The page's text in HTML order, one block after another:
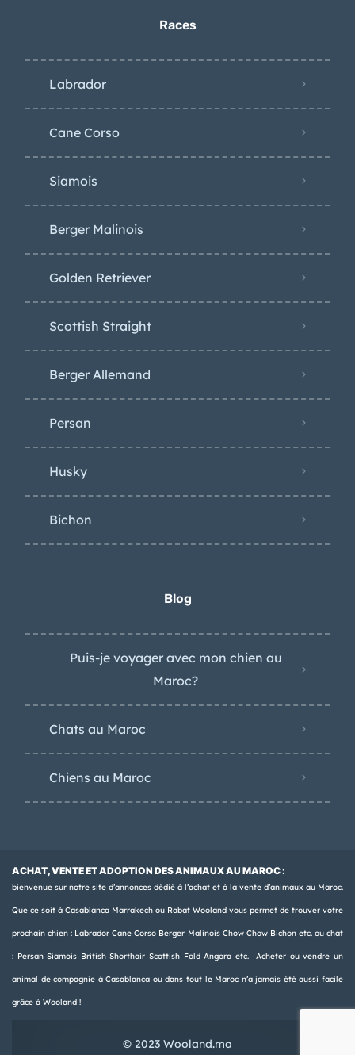
Races
Labrador
Cane Corso
Siamois
Berger Malinois
Golden Retriever
Scottish Straight
Berger Allemand
Persan
Husky
Bichon
Blog
Puis-je voyager avec mon chien au
Maroc?
Chats au Maroc
Chiens au Maroc
ACHAT, VENTE ET ADOPTION DES ANIMAUX AU MAROC :
bienvenue sur notre site d’annonces dédié à l’achat et à la vente d’animaux au Maroc.
Que ce soit à Casablanca Marrakech ou Rabat Wooland vous permet de trouver votre
prochain chien : Labrador Cane Corso Berger Malinois Chow Chow Bichon etc. ou chat
: Persan Siamois British Shorthair Scottish Fold Angora etc. Acheter ou vendre un
animal de compagnie à Casablanca ou dans tout le Maroc n’a jamais été aussi facile
grâce à Wooland !
© 2023 Wooland.ma